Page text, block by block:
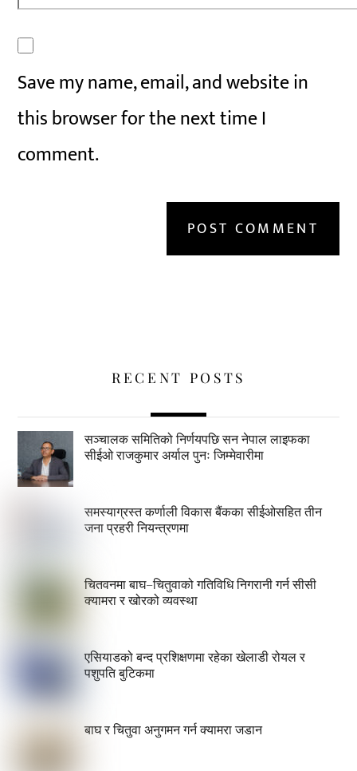
Save my name, email, and website in
this browser for the next time I
comment.
RECENT POSTS
सञ्चालक समितिको निर्णयपछि सन नेपाल लाइफका
सीईओ राजकुमार अर्याल पुनः जिम्मेवारीमा
समस्याग्रस्त कर्णाली विकास बैंकका सीईओसहित तीन
जना प्रहरी नियन्त्रणमा
चितवनमा बाघ–चितुवाको गतिविधि निगरानी गर्न सीसी
क्यामरा र खोरको व्यवस्था
एसियाडको बन्द प्रशिक्षणमा रहेका खेलाडी रोयल र
पशुपति बुटिकमा
बाघ र चितुवा अनुगमन गर्न क्यामरा जडान